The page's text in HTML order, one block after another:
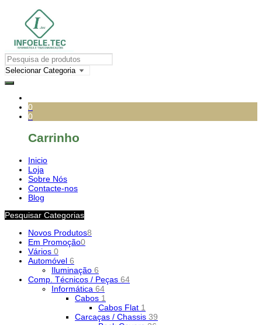
0
0
Carrinho
Inicio
Loja
Sobre Nós
Contacte-nos
Blog
Pesquisar Categorias
Novos Produtos8
Em Promoção0
Vários 0
Automóvel 6
Iluminação 6
Comp. Técnicos / Peças 64
Informática 64
Cabos 1
Cabos Flat 1
Carcaças / Chassis 39